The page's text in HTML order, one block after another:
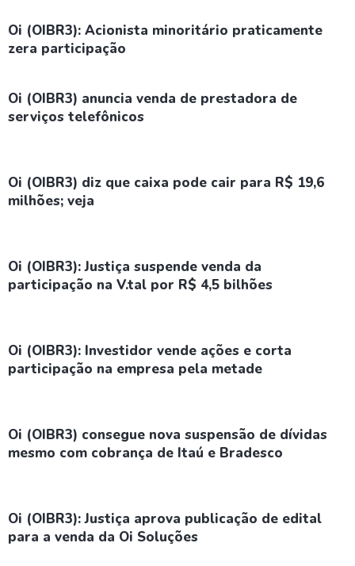
Oi (OIBR3): Acionista minoritário praticamente
zera participação
Oi (OIBR3) anuncia venda de prestadora de
serviços telefônicos
Oi (OIBR3) diz que caixa pode cair para R$ 19,6
milhões; veja
Oi (OIBR3): Justiça suspende venda da
participação na V.tal por R$ 4,5 bilhões
Oi (OIBR3): Investidor vende ações e corta
participação na empresa pela metade
Oi (OIBR3) consegue nova suspensão de dívidas
mesmo com cobrança de Itaú e Bradesco
Oi (OIBR3): Justiça aprova publicação de edital
para a venda da Oi Soluções